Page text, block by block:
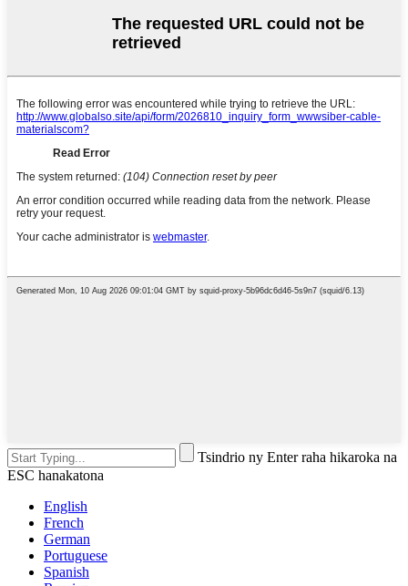
Tsindrio ny Enter raha hikaroka na
ESC hanakatona
English
French
German
Portuguese
Spanish